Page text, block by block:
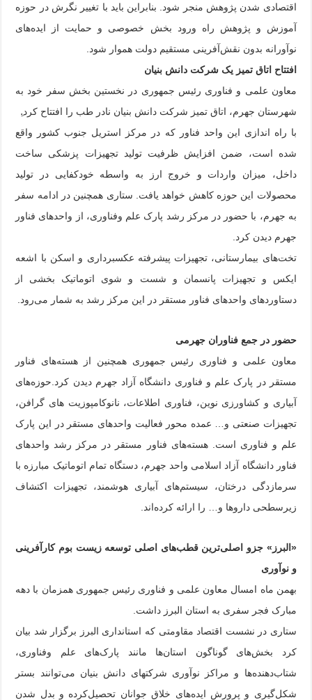
اقتصادی شدن پژوهش منجر شود. بنابراین باید با تغییر نگرش در حوزه
آموزش و پژوهش راه ورود بخش خصوصی و حمایت از ایده‌های
نوآورانه بدون نقش‌آفرینی مستقیم دولت هموار شود.
افتتاح اتاق تمیز یک شرکت دانش بنیان
معاون علمی و فناوری رئیس جمهوری در نخستین بخش سفر خود به
شهرستان جهرم، اتاق تمیز شرکت دانش بنیان نادر طب را افتتاح کرد.ِ
با راه اندازی این واحد فناور که در مرکز استریل جنوب کشور واقع
شده است، ضمن افزایش ظرفیت تولید تجهیزات پزشکی ساخت
داخل، میزان واردات و خروج ارز به واسطه خودکفایی در تولید
محصولات این حوزه کاهش خواهد یافت. ستاری همچنین در ادامه سفر
به جهرم، با حضور در مرکز رشد پارک علم وفناوری، از واحدهای فناور
جهرم دیدن کرد.
تخت‌های بیمارستانی، تجهیزات پیشرفته عکسبرداری و اسکن با اشعه
ایکس و تجهیزات پانسمان و شست و شوی اتوماتیک بخشی از
دستاوردهای واحدهای فناور مستقر در این مرکز رشد به شمار می‌رود.
حضور در جمع فناوران جهرمی
معاون علمی و فناوری رئیس جمهوری همچنین از هسته‌های فناور
مستقر در پارک علم و فناوری دانشگاه آزاد جهرم دیدن کرد.حوزه‌های
آبیاری و کشاورزی نوین، فناوری اطلاعات، نانوکامپوزیت های گرافن،
تجهیزات صنعتی و… عمده محور فعالیت واحدهای مستقر در این پارک
علم و فناوری است. هسته‌های فناور مستقر در مرکز رشد واحدهای
فناور دانشگاه آزاد اسلامی واحد جهرم، دستگاه تمام اتوماتیک مبارزه با
سرمازدگی درختان، سیستم‌های آبیاری هوشمند، تجهیزات اکتشاف
زیرسطحی داروها و… را ارائه کرده‌اند.
«البرز» جزو اصلی‌ترین قطب‌های اصلی توسعه زیست بوم کارآفرینی
و نوآوری
بهمن ماه امسال معاون علمی و فناوری رئیس جمهوری همزمان با دهه
مبارک فجر سفری به استان البرز داشت.
ستاری در نشست اقتصاد مقاومتی که استانداری البرز برگزار شد بیان
کرد بخش‌های گوناگون استان‌ها مانند پارک‌های علم وفناوری،
شتاب‌دهنده‌ها و مراکز نوآوری شرکتهای دانش بنیان می‌توانند بستر
شکل‌گیری و پرورش ایده‌های خلاق جوانان تحصیل‌کرده و بدل شدن